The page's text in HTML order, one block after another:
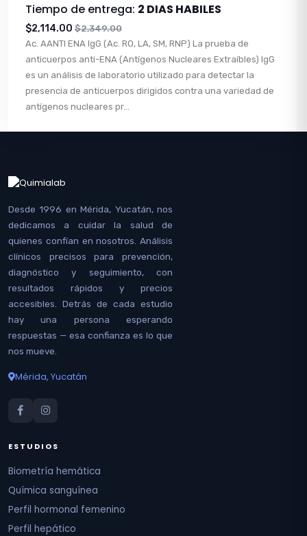
Tiempo de entrega: 2 DIAS HABILES
$2,114.00 $2,349.00
Ac. AANTI ENA IgG (Ac. RO, LA, SM, RNP) La prueba de
anticuerpos anti-ENA (Antígenos Nucleares Extraíbles) IgG
es un análisis de laboratorio utilizado para detectar la
presencia de anticuerpos dirigidos contra una variedad de
antígenos nucleares pr...
Desde 1996 en Mérida, Yucatán, nos
dedicamos a cuidar la salud de
quienes confían en nosotros. Análisis
clínicos precisos para prevención,
diagnóstico y seguimiento, con
resultados rápidos y precios
accesibles. Detrás de cada estudio
hay una persona esperando
respuestas — esa confianza es lo que
nos mueve.
Mérida, Yucatán
ESTUDIOS
Biometría hemática
Química sanguínea
Perfil hormonal femenino
Perfil hepático